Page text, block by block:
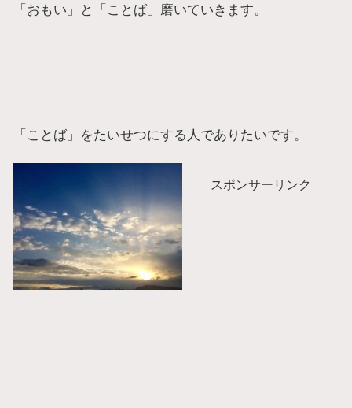
「おもい」と「ことば」磨いていきます。
「ことば」をたいせつにする人でありたいです。
スポンサーリンク